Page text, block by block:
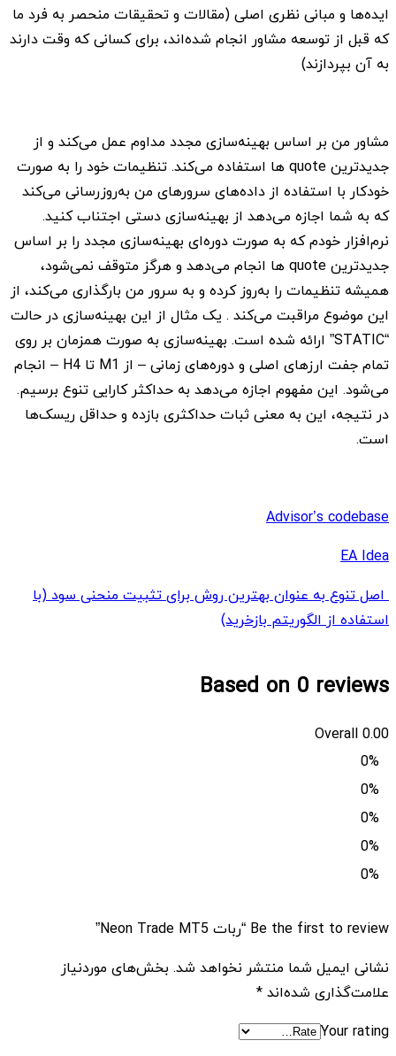
ایده‌ها و مبانی نظری اصلی (مقالات و تحقیقات منحصر به فرد ما
که قبل از توسعه مشاور انجام شده‌اند، برای کسانی که وقت دارند
به آن بپردازند)
مشاور من بر اساس بهینه‌سازی مجدد مداوم عمل می‌کند و از
جدیدترین quote ها استفاده می‌کند. تنظیمات خود را به صورت
خودکار با استفاده از داده‌های سرورهای من به‌روزرسانی می‌کند
که به شما اجازه می‌دهد از بهینه‌سازی دستی اجتناب کنید.
نرم‌افزار خودم که به صورت دوره‌ای بهینه‌سازی مجدد را بر اساس
جدیدترین quote ها انجام می‌دهد و هرگز متوقف نمی‌شود،
همیشه تنظیمات را به‌روز کرده و به سرور من بارگذاری می‌کند، از
این موضوع مراقبت می‌کند . یک مثال از این بهینه‌سازی در حالت
“STATIC” ارائه شده است. بهینه‌سازی به صورت همزمان بر روی
تمام جفت ارزهای اصلی و دوره‌های زمانی – از M1 تا H4 – انجام
می‌شود. این مفهوم اجازه می‌دهد به حداکثر کارایی تنوع برسیم.
در نتیجه، این به معنی ثبات حداکثری بازده و حداقل ریسک‌ها
است.
Advisor’s codebase
EA Idea
اصل تنوع به عنوان بهترین روش برای تثبیت منحنی سود (با
استفاده از الگوریتم بازخرید)
Based on 0 reviews
0.00
Overall
0%
0%
0%
0%
0%
Be the first to review “ربات Neon Trade MT5”
نشانی ایمیل شما منتشر نخواهد شد. بخش‌های موردنیاز
علامت‌گذاری شده‌اند*
Your rating